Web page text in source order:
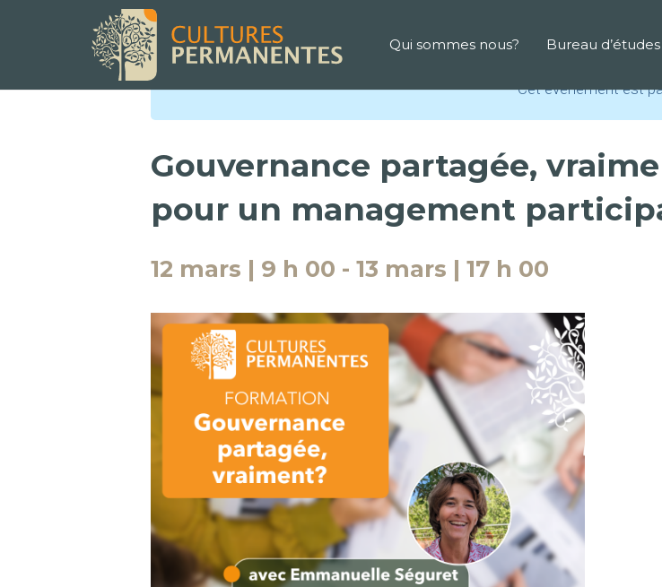
Qui sommes nous? Bureau d’études
« Tous les Évènements
Cet évènement est
Gouvernance partagée,
pour un management
12 mars | 9 h 00 - 13 mars | 17 h 00